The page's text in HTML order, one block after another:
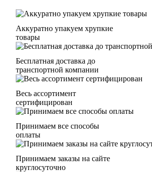
Аккуратно упакуем хрупкие
товары
Бесплатная доставка до
транспортной компании
Весь ассортимент
сертифицирован
Принимаем все способы
оплаты
Принимаем заказы на сайте
круглосуточно